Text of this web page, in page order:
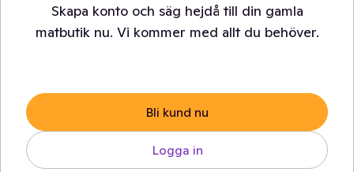
Skapa konto och säg hejdå till din gamla
matbutik nu. Vi kommer med allt du behöver.
Bli kund nu
Logga in